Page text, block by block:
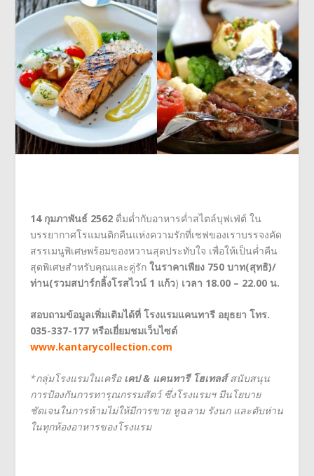
14 กุมภาพันธ์ 2562ดื่มด่ำกับอาหารค่ำสไตล์บุฟเฟ่ต์ ใน
บรรยากาศโรแมนติกคืนแห่งความรักที่เชฟของเราบรรจงคัด
สรรเมนูพิเศษพร้อมของหวานสุดประทับใจ เพื่อให้เป็นค่ำคืน
สุดพิเศษสำหรับคุณและคู่รัก ในราคาเพียง 750 บาท(สุทธิ)/
ท่าน(รวมสปาร์กลิ้งโรสไวน์ 1 แก้ว) เวลา 18.00 – 22.00 น.
สอบถามข้อมูลเพิ่มเติมได้ที่ โรงแรมแคนทารี อยุธยา โทร.
035-337-177 หรือเยี่ยมชมเว็บไซต์
www.kantarycollection.com
*กลุ่มโรงแรมในเครือ เคป& แคนทารี โฮเทลส์สนับสนุน
การป้องกันการทารุณกรรมสัตว์ ซึ่งโรงแรมฯ มีนโยบาย
ชัดเจนในการห้ามไม่ให้มีการขาย หูฉลาม รังนก และตับห่าน
ในทุกห้องอาหารของโรงแรม